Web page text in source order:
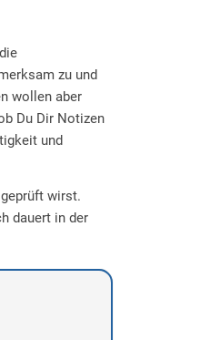
zu und
wollen aber
Du Dir Notizen
und
wirst.
dauert in der